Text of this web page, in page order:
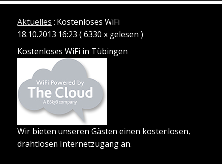
Aktuelles : Kostenloses WiFi
18.10.2013 16:23 ( 6330 x gelesen )
Kostenloses WiFi in Tübingen
Wir bieten unseren Gästen einen kostenlosen,
drahtlosen Internetzugang an.